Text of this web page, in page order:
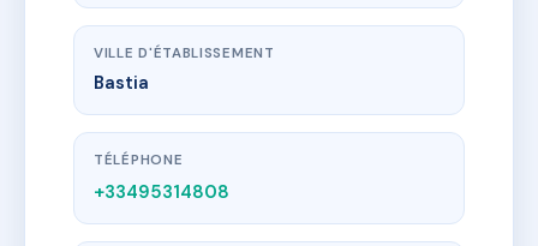
VILLE D'ÉTABLISSEMENT
Bastia
TÉLÉPHONE
+33495314808